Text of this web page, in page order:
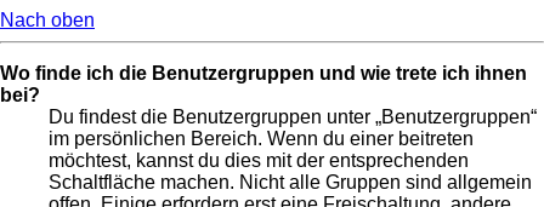
Nach oben
Wo finde ich die Benutzergruppen und wie trete ich ihnen
bei?
Du findest die Benutzergruppen unter „Benutzergruppen“
im persönlichen Bereich. Wenn du einer beitreten
möchtest, kannst du dies mit der entsprechenden
Schaltfläche machen. Nicht alle Gruppen sind allgemein